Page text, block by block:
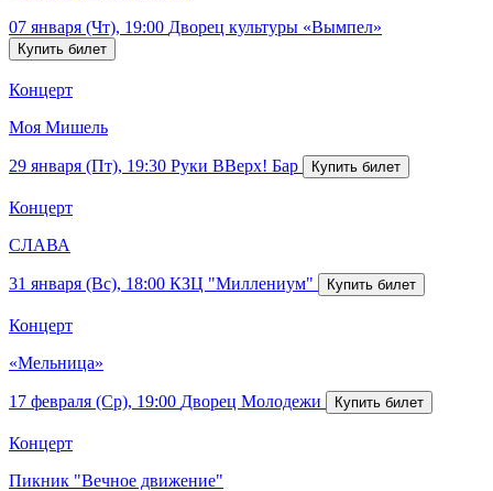
07 января (Чт), 19:00 Дворец культуры «Вымпел»
Концерт
Моя Мишель
29 января (Пт), 19:30 Руки ВВерх! Бар
Концерт
СЛАВА
31 января (Вс), 18:00 КЗЦ "Миллениум"
Концерт
«Мельница»
17 февраля (Ср), 19:00 Дворец Молодежи
Концерт
Пикник "Вечное движение"